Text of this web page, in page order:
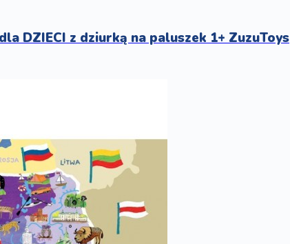
DZIECI z dziurką na paluszek 1+ ZuzuToys